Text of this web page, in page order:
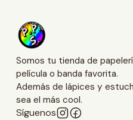
Somos tu tienda de
película o banda favorita.
Además de lápices y
sea el más cool.
Síguenos